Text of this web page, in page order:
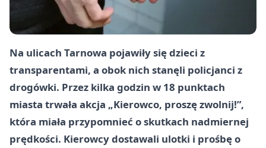
Na ulicach Tarnowa pojawiły się dzieci z
transparentami, a obok nich stanęli policjanci z
drogówki. Przez kilka godzin w 18 punktach
miasta trwała akcja „Kierowco, proszę zwolnij!”,
która miała przypomnieć o skutkach nadmiernej
prędkości. Kierowcy dostawali ulotki i prośbę o